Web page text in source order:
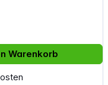
Warenkorb